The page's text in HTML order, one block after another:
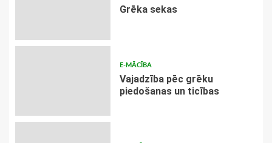
Grēka sekas
E-MĀCĪBA
Vajadzība pēc grēku
piedošanas un ticības